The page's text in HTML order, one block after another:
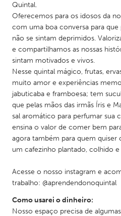
NETHERLANDS
Utrecht
QATAR
Qatar
SINGAPORE
Singapore
Glasgow
Quintal.
Oferecemos para os idosos da
com uma boa conversa para que
não se sintam deprimidos.
e compartilhamos as nossas
sintam motivados e vivos.
Nesse quintal mágico, frutas,
muito amor e experiências
jabuticaba e framboesa; tem
que pelas mãos das irmãs Íris e
sal aromático para perfumar sua
ensina o valor de comer bem
agora também para quem
um cafezinho plantado, colhido
Acesse o nosso instagram e
trabalho: @aprendendonoquintal
Como usarei o dinheiro:
Nosso espaço precisa de